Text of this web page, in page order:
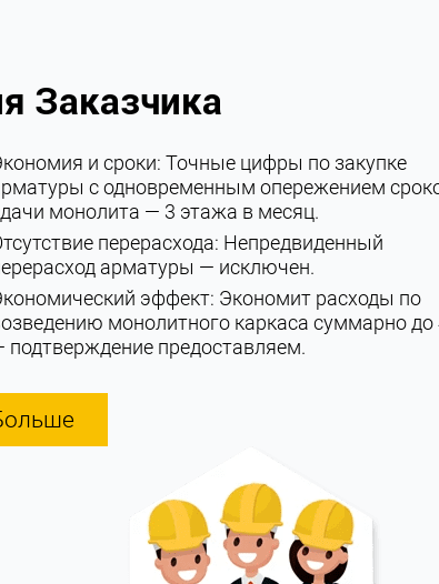
Заказчика
и сроки: Точные цифры по закупке
с одновременным опережением
монолита — 3 этажа в месяц.
перерасхода: Непредвиденный
арматуры — исключен.
эффект: Экономит расходы по
монолитного каркаса суммарно до
подтверждение предоставляем.